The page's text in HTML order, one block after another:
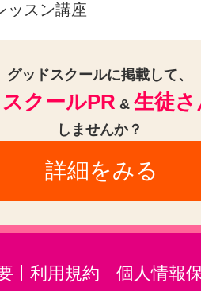
ッスン講座
グッドスクールに掲載して、
クールPR & 生徒
しませんか？
詳細をみる
利用規約
個人情報